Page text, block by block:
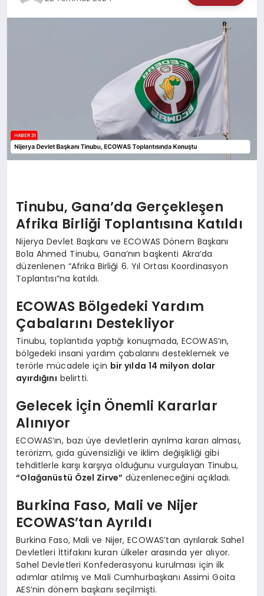
Tinubu, Gana’da Gerçekleşen
Afrika Birliği Toplantısına Katıldı
Nijerya Devlet Başkanı ve ECOWAS Dönem Başkanı
Bola Ahmed Tinubu, Gana’nın başkenti Akra’da
düzenlenen “Afrika Birliği 6. Yıl Ortası Koordinasyon
Toplantısı”na katıldı.
ECOWAS Bölgedeki Yardım
Çabalarını Destekliyor
Tinubu, toplantıda yaptığı konuşmada, ECOWAS’ın,
bölgedeki insani yardım çabalarını desteklemek ve
terörle mücadele için bir yılda 14 milyon dolar
ayırdığını belirtti.
Gelecek İçin Önemli Kararlar
Alınıyor
ECOWAS’ın, bazı üye devletlerin ayrılma kararı alması,
terörizm, gıda güvensizliği ve iklim değişikliği gibi
tehditlerle karşı karşıya olduğunu vurgulayan Tinubu,
“Olağanüstü Özel Zirve” düzenleneceğini açıkladı.
Burkina Faso, Mali ve Nijer
ECOWAS’tan Ayrıldı
Burkina Faso, Mali ve Nijer, ECOWAS’tan ayrılarak Sahel
Devletleri İttifakını kuran ülkeler arasında yer alıyor.
Sahel Devletleri Konfederasyonu kurulması için ilk
adımlar atılmış ve Mali Cumhurbaşkanı Assimi Goita
AES’nin dönem başkanı seçilmişti.